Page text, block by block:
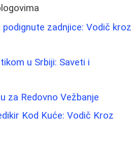
zadnjice: Vodič kroz
u Srbiji: Saveti i
za Redovno Vežbanje
Kod Kuće: Vodič Kroz